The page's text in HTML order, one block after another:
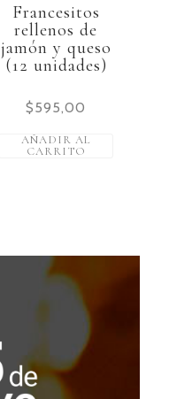
Francesitos
rellenos de
jamón y queso
(12 unidades)
$595,00
AÑADIR AL
CARRITO